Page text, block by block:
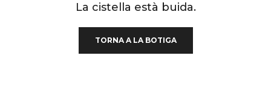
La cistella està buida.
TORNA A LA BOTIGA